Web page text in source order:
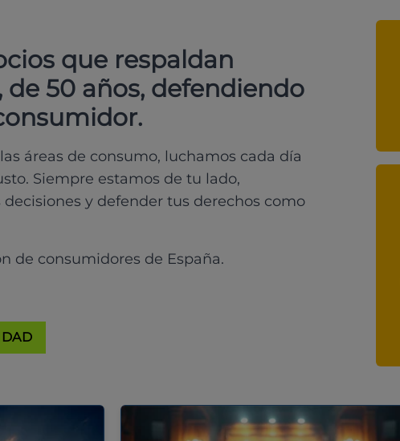
que respaldan
50 años, defendiendo
áreas de consumo, luchamos cada día
Siempre estamos de tu lado,
y defender tus derechos como
de consumidores de España.